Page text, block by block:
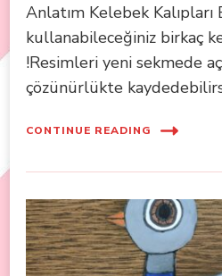
Anlatım Kelebek
kullanabileceğiniz birkaç
!Resimleri yeni sekmede
çözünürlükte
CONTINUE READING